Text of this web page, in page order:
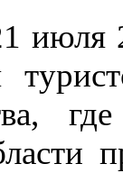
июля